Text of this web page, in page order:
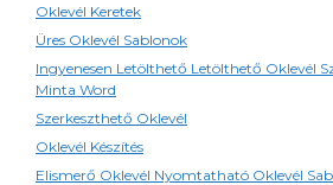
Oklevél Keretek
Üres Oklevél Sablonok
Ingyenesen Letölthető Letölthető Oklevél
Minta Word
Szerkeszthető Oklevél
Oklevél Készítés
Elismerő Oklevél Nyomtatható Oklevél